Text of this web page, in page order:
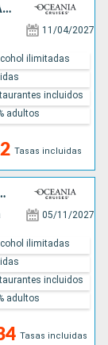
JAPÓN, COREA DEL SUR, CHINA, TAIWÁN, VIETNAM, TAILANDIA, SINGAPUR
11/04/2027
Tasas incluidas
ilimitadas
incluidos
adultos
SINGAPUR
05/11/2027
Tasas incluidas
ilimitadas
incluidos
adultos